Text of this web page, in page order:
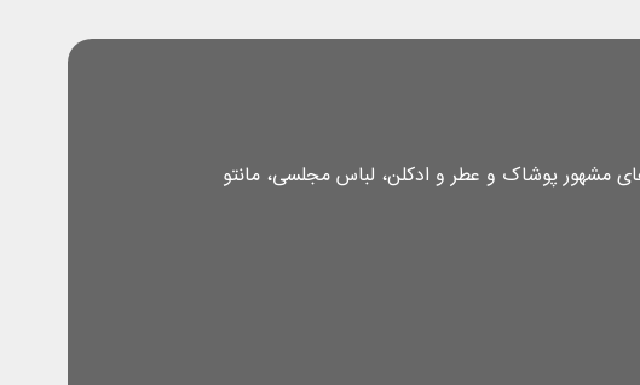
مشهور پوشاک و عطر و ادکلن، لباس مجلسی، مانتو